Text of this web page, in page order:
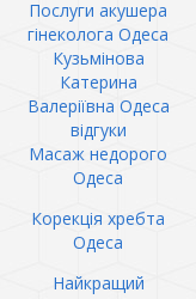
Послуги акушера
гінеколога Одеса
Кузьмінова
Катерина
Валеріївна Одеса
відгуки
Масаж недорого
Одеса
Корекція хребта
Одеса
Найкращий